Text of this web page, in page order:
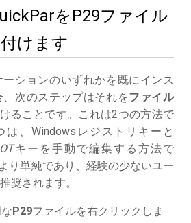
をP29ファイル
けます
ションのいずれかを既にインス
、次のステップはそれをファイル
ることです。これは2つの方法で
、Windowsレジストリキーと
キーを手動で編集する方法で
り単純であり、経験の少ないユー
奨されます。
P29ファイルを右クリックしま